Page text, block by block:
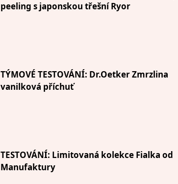
peeling s japonskou třešní Ryor
TÝMOVÉ TESTOVÁNÍ: Dr.Oetker Zmrzlina
vanilková příchuť
TESTOVÁNÍ: Limitovaná kolekce Fialka od
Manufaktury